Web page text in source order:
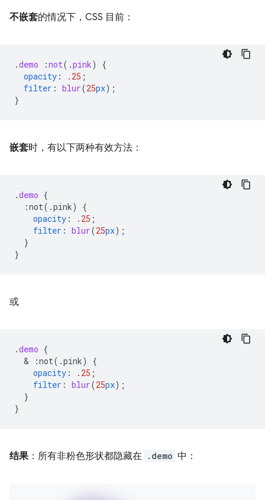
不嵌套的情况下，CSS 目前：
.demo :not( .pink)
{
opacity : .25 ;
filter : blur(25px);
}
嵌套时，有以下两种有效方法：
.demo {
:not(.pink)
{
opacity : .25 ;
filter : blur(25px);
}
}
或
.demo {
  &
:not(.pink)
{
opacity : .25 ;
filter : blur(25px);
}
}
结果 ：所有非粉色形状都隐藏在 .demo 中：